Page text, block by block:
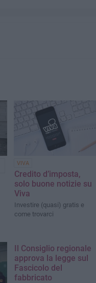
VIVA
Credito d’imposta,
solo buone notizie su
Viva
Investire (quasi) gratis e
come trovarci
Il Consiglio regionale
approva la legge sul
Fascicolo del
fabbricato